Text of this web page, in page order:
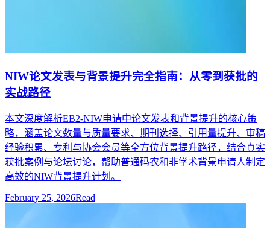
NIW论文发表与背景提升完全指南：从零到获批的
实战路径
本文深度解析EB2-NIW申请中论文发表和背景提升的核心策
略，涵盖论文数量与质量要求、期刊选择、引用量提升、审稿
经验积累、专利与协会会员等全方位背景提升路径，结合真实
获批案例与论坛讨论，帮助普通码农和非学术背景申请人制定
高效的NIW背景提升计划。
February 25, 2026Read